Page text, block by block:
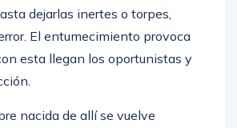
dejarlas inertes o torpes,
El entumecimiento provoca
esta llegan los oportunistas y
nacida de allí se vuelve